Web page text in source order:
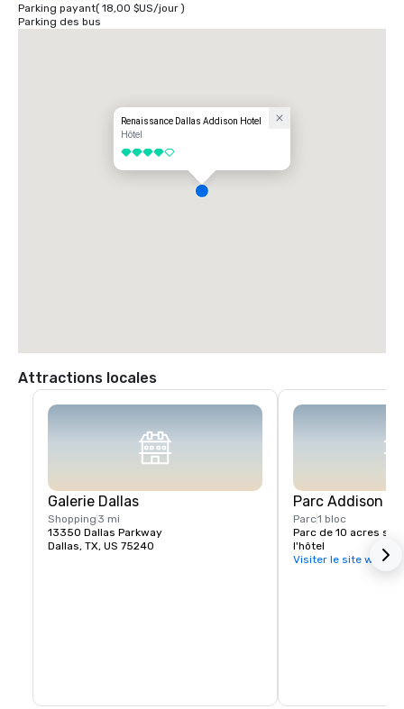
Parking payant( 18,00 $US/jour)
Parking des bus
Renaissance Dallas Addison Hotel
Hôtel
4 sur 5
Attractions locales
Galerie Dallas
Shopping 3 mi
13350 Dallas Parkway
Dallas, TX, US 75240
Parc Addison
Parc1 bloc
Parc de 10 acres
l'hôtel
Visiter le site web